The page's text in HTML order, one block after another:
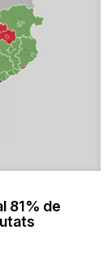
81% de